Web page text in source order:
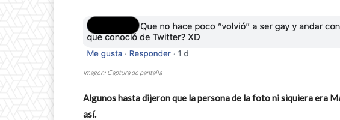
Imagen: Captura de pantalla
Algunos hasta dijeron que la persona de la foto ni siquiera era
así.